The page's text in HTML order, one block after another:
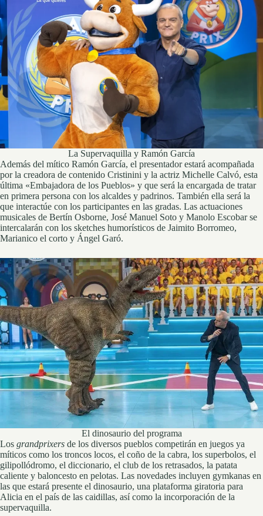
La Supervaquilla y Ramón García
Además del mítico Ramón García, el presentador estará acompañada
por la creadora de contenido Cristinini y la actriz Michelle Calvó, esta
última «Embajadora de los Pueblos» y que será la encargada de tratar
en primera persona con los alcaldes y padrinos. También ella será la
que interactúe con los participantes en las gradas. Las actuaciones
musicales de Bertín Osborne, José Manuel Soto y Manolo Escobar se
intercalarán con los sketches humorísticos de Jaimito Borromeo,
Marianico el corto y Ángel Garó.
El dinosaurio del programa
Los grandprixers de los diversos pueblos competirán en juegos ya
míticos como los troncos locos, el coño de la cabra, los superbolos, el
gilipollódromo, el diccionario, el club de los retrasados, la patata
caliente y baloncesto en pelotas. Las novedades incluyen gymkanas en
las que estará presente el dinosaurio, una plataforma giratoria para
Alicia en el país de las caidillas, así como la incorporación de la
supervaquilla.